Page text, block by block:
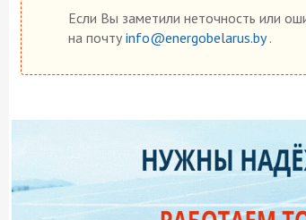
Если Вы заметили неточность или
на почту info@energobelarus.by.